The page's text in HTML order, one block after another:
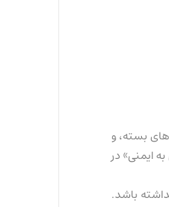
بسته، و
ایمنی» در
باشد.